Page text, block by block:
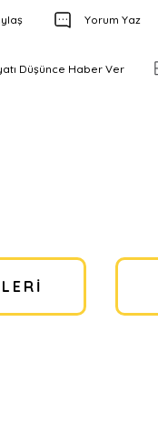
Yorum Yaz
Düşünce Haber Ver